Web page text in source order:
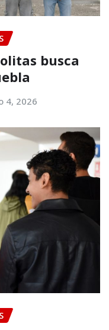
busca
4, 2026